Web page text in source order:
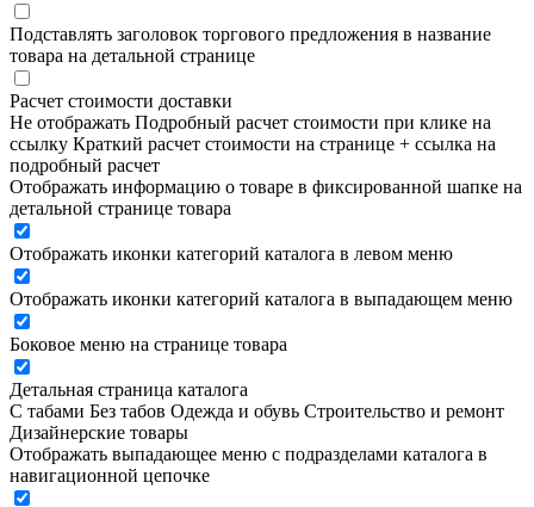
Подставлять заголовок торгового предложения в название
товара на детальной странице
Расчет стоимости доставки
Не отображать Подробный расчет стоимости при клике на
ссылку Краткий расчет стоимости на странице + ссылка на
подробный расчет
Отображать информацию о товаре в фиксированной шапке на
детальной странице товара
Отображать иконки категорий каталога в левом меню
Отображать иконки категорий каталога в выпадающем меню
Боковое меню на странице товара
Детальная страница каталога
С табами Без табов Одежда и обувь Строительство и ремонт
Дизайнерские товары
Отображать выпадающее меню с подразделами каталога в
навигационной цепочке